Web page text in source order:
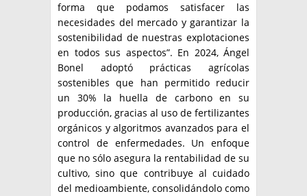
forma que podamos satisfacer las
necesidades del mercado y garantizar la
sostenibilidad de nuestras explotaciones
en todos sus aspectos”. En 2024, Ángel
Bonel adoptó prácticas agrícolas
sostenibles que han permitido reducir
un 30% la huella de carbono en su
producción, gracias al uso de fertilizantes
orgánicos y algoritmos avanzados para el
control de enfermedades. Un enfoque
que no sólo asegura la rentabilidad de su
cultivo, sino que contribuye al cuidado
del medioambiente, consolidándolo como